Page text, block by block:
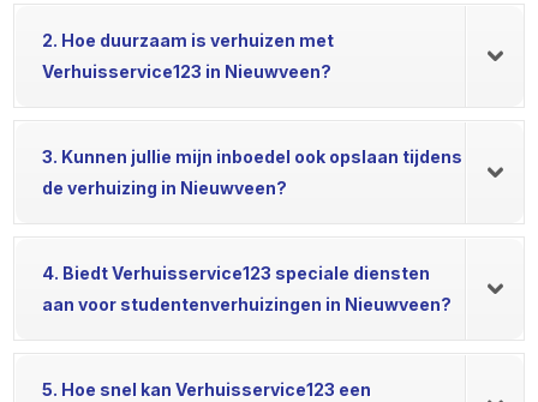
2. Hoe duurzaam is verhuizen met
Verhuisservice123 in Nieuwveen?
3. Kunnen jullie mijn inboedel ook opslaan tijdens
de verhuizing in Nieuwveen?
4. Biedt Verhuisservice123 speciale diensten
aan voor studentenverhuizingen in Nieuwveen?
5. Hoe snel kan Verhuisservice123 een